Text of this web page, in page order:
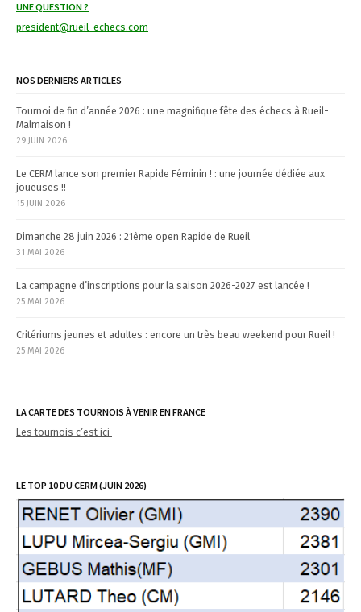
n
d
s
a
r
t
i
c
e
s
UNE QUESTION ?
president@rueil-echecs.com
NOS DERNIERS ARTICLES
Tournoi de fin d’année 2026 : une magnifique fête des échecs à Rueil-
Malmaison !
29 JUIN 2026
Le CERM lance son premier Rapide Féminin ! : une journée dédiée aux
joueuses !!
15 JUIN 2026
Dimanche 28 juin 2026 : 21ème open Rapide de Rueil
31 MAI 2026
La campagne d’inscriptions pour la saison 2026-2027 est lancée !
25 MAI 2026
Critériums jeunes et adultes : encore un très beau weekend pour Rueil !
25 MAI 2026
LA CARTE DES TOURNOIS À VENIR EN FRANCE
Les tournois c’est ici
LE TOP 10 DU CERM (JUIN 2026)